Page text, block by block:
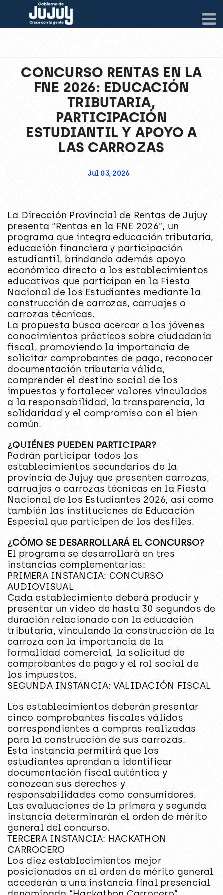
CONCURSO RENTAS EN LA
FNE 2026: EDUCACIÓN
TRIBUTARIA,
PARTICIPACIÓN
ESTUDIANTIL Y APOYO A
LAS CARROZAS
Jul 03, 2026
La Dirección Provincial de Rentas de Jujuy
presenta “Rentas en la FNE 2026”, un
programa que integra educación tributaria,
educación financiera y participación
estudiantil, brindando además apoyo
económico directo a los establecimientos
educativos que participan en la Fiesta
Nacional de los Estudiantes mediante la
construcción de carrozas, carruajes o
carrozas técnicas.
La propuesta busca acercar a los jóvenes
conocimientos prácticos sobre ciudadanía
fiscal, promoviendo la importancia de
solicitar comprobantes de pago, reconocer
documentación tributaria válida,
comprender el destino social de los
impuestos y fortalecer valores vinculados
a la responsabilidad, la transparencia, la
solidaridad y el compromiso con el bien
común.
¿QUIÉNES PUEDEN PARTICIPAR?
Podrán participar todos los
establecimientos secundarios de la
provincia de Jujuy que presenten carrozas,
carruajes o carrozas técnicas en la Fiesta
Nacional de los Estudiantes 2026, así como
también las instituciones de Educación
Especial que participen de los desfiles.
¿CÓMO SE DESARROLLARÁ EL CONCURSO?
El programa se desarrollará en tres
instancias complementarias:
PRIMERA INSTANCIA: CONCURSO
AUDIOVISUAL
Cada establecimiento deberá producir y
presentar un video de hasta 30 segundos de
duración relacionado con la educación
tributaria, vinculando la construcción de la
carroza con la importancia de la
formalidad comercial, la solicitud de
comprobantes de pago y el rol social de
los impuestos.
SEGUNDA INSTANCIA: VALIDACIÓN FISCAL
Los establecimientos deberán presentar
cinco comprobantes fiscales válidos
correspondientes a compras realizadas
para la construcción de sus carrozas.
Esta instancia permitirá que los
estudiantes aprendan a identificar
documentación fiscal auténtica y
conozcan sus derechos y
responsabilidades como consumidores.
Las evaluaciones de la primera y segunda
instancia determinarán el orden de mérito
general del concurso.
TERCERA INSTANCIA: HACKATHON
CARROCERO
Los diez establecimientos mejor
posicionados en el orden de mérito general
accederán a una instancia final presencial